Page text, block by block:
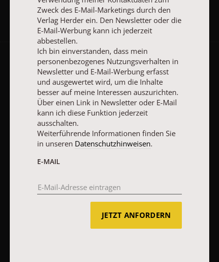
AGB und Widerrufsbelehrung Datenschutz Barrierefreiheit
Impressum
Vertrag widerrufen Abo online kündigen
Zweck des E-Mail-Marketings durch den
Verlag Herder ein. Den Newsletter oder die
E-Mail-Werbung kann ich jederzeit
abbestellen.
Ich bin einverstanden, dass mein
personenbezogenes Nutzungsverhalten in
Newsletter und E-Mail-Werbung erfasst
und ausgewertet wird, um die Inhalte
besser auf meine Interessen auszurichten.
Über einen Link in Newsletter oder E-Mail
kann ich diese Funktion jederzeit
ausschalten.
Weiterführende Informationen finden Sie
in unseren Datenschutzhinweisen.
E-MAIL
JETZT ANFORDERN